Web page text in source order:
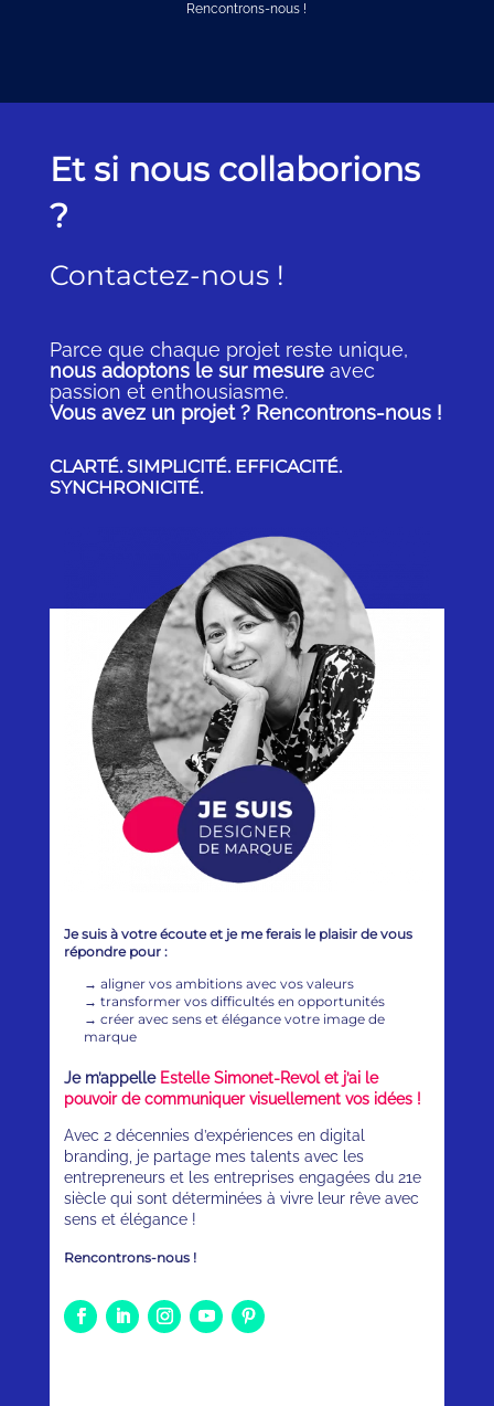
Rencontrons-nous !
Et si nous collaborions
?
Contactez-nous !
Parce que chaque projet reste unique,
nous adoptons le sur mesureavec
passion et enthousiasme.
Vous avez un projet ? Rencontrons-nous !
CLARTÉ. SIMPLICITÉ. EFFICACITÉ.
SYNCHRONICITÉ.
Je suis à votre écoute et je me ferais le plaisir de vous
répondre pour :
→aligner vos ambitions avec vos valeurs
→transformer vos difficultés en opportunités
→créer avec sens et élégance votre image de
marque
Je m’appelle Estelle Simonet-Revol et j’ai le
pouvoir de communiquer visuellement vos idées !
Avec 2 décennies d’expériences en digital
branding, je partage mes talents avec les
entrepreneurs et les entreprises engagées du 21e
siècle qui sont déterminées à vivre leur rêve avec
sens et élégance !
Rencontrons-nous !